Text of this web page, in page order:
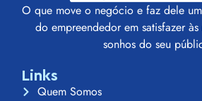
O que move o negócio e faz dele
do empreendedor em satisfazer
sonhos do seu
Links
Quem Somos